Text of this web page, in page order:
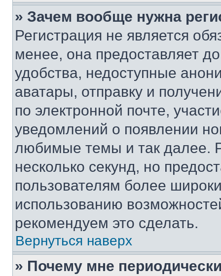
» Зачем вообще нужна
Регистрация не является
менее, она предоставляет
удобства, недоступные
аватары, отправку и
по электронной почте,
уведомлений о появлении
любимые темы и так далее.
несколько секунд, но
пользователям более
использованию
рекомендуем это сделать.
Вернуться наверх
» Почему мне